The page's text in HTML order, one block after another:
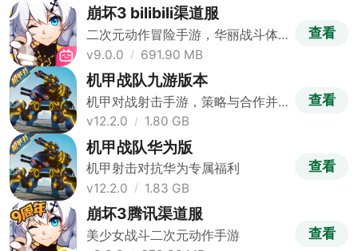
崩坏3 bilibili渠道服
二次元动作冒险手游，华丽战斗体
验
v9.0.0 691.90 MB
查看
机甲战队九游版本
机甲对战射击手游，策略与合作并
重
v12.2.0 1.80 GB
查看
机甲战队华为版
机甲射击对抗华为专属福利
v12.2.0
1.83 GB
查看
崩坏3腾讯渠道服
美少女战斗二次元动作手游
查看